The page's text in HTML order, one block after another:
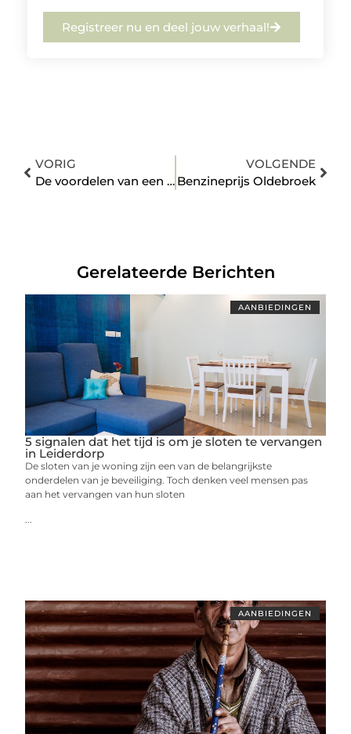
Registreer nu en deel jouw verhaal!
VORIG
De voordelen van een Knikmops lagenklem: Makkelijk en efficiënt!
VOLGENDE
Benzineprijs Oldebroek
Gerelateerde Berichten
AANBIEDINGEN
5 signalen dat het tijd is om je sloten te vervangen
in Leiderdorp
De sloten van je woning zijn een van de belangrijkste
onderdelen van je beveiliging. Toch denken veel mensen pas
aan het vervangen van hun sloten
...
AANBIEDINGEN